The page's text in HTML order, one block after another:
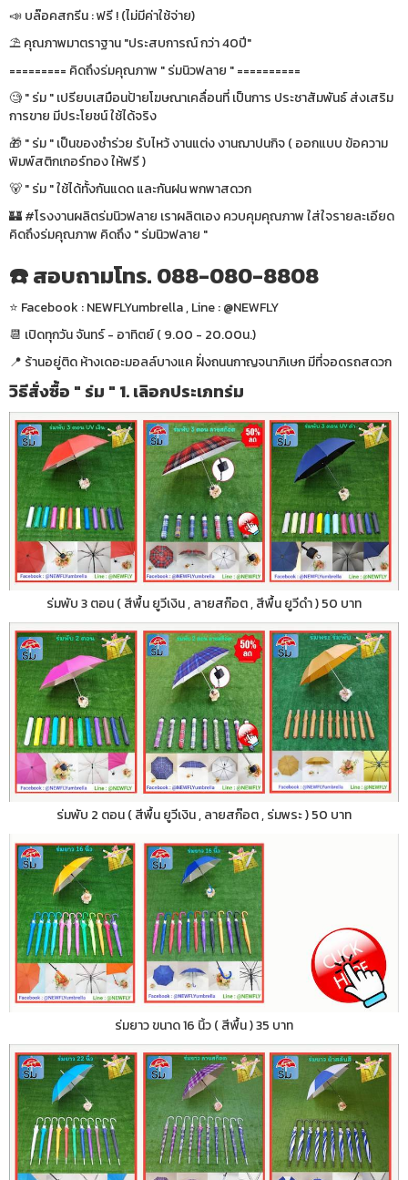
📣 บล๊อคสกรีน : ฟรี ! (ไม่มีค่าใช้จ่าย)
⛱ คุณภาพมาตราฐาน "ประสบการณ์ กว่า 40ปี"
========= คิดถึงร่มคุณภาพ " ร่มนิวฟลาย " ==========
🧐 " ร่ม " เปรียบเสมือนป้ายโฆษณาเคลื่อนที่ เป็นการ ประชาสัมพันธ์ ส่งเสริม
การขาย มีประโยชน์ ใช้ได้จริง
🎁 " ร่ม " เป็นของชำร่วย รับไหว้ งานแต่ง งานฌาปนกิจ ( ออกแบบ ข้อความ
พิมพ์สติกเกอร์ทอง ให้ฟรี )
🐻 " ร่ม " ใช้ได้ทั้งกันแดด และกันฝน พกพาสดวก
🏰 #โรงงานผลิตร่มนิวฟลาย เราผลิตเอง ควบคุมคุณภาพ ใส่ใจรายละเอียด
คิดถึงร่มคุณภาพ คิดถึง " ร่มนิวฟลาย "
☎️ สอบถามโทร. 088-080-8808
⭐️ Facebook : NEWFLYumbrella , Line : @NEWFLY
📆 เปิดทุกวัน จันทร์ - อาทิตย์ ( 9.00 - 20.00น.)
📍 ร้านอยู่ติด ห้างเดอะมอลล์บางแค ฝั่งถนนกาญจนาภิเษก มีที่จอดรถสดวก
วิธีสั่งซื้อ " ร่ม " 1. เลิอกประเภทร่ม
ร่มพับ 3 ตอน ( สีพื้น ยูวีเงิน , ลายสก๊อต , สีพื้น ยูวีดำ ) 50 บาท
ร่มพับ 2 ตอน ( สีพื้น ยูวีเงิน , ลายสก๊อต , ร่มพระ ) 50 บาท
ร่มยาว ขนาด 16 นิ้ว ( สีพื้น ) 35 บาท